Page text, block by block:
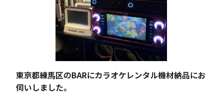
東京都練馬区のBARにカラオケレンタル機材納品にお
伺いしました。